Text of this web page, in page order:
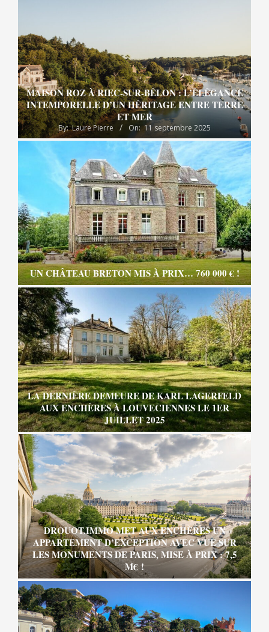
MAISON ROZ À RIEC-SUR-BÉLON : L’ÉLÉGANCE
INTEMPORELLE D’UN HÉRITAGE ENTRE TERRE
ET MER
By: Laure Pierre On: 11 septembre 2025
UN CHÂTEAU BRETON MIS À PRIX… 760 000 € !
LA DERNIÈRE DEMEURE DE KARL LAGERFELD
AUX ENCHÈRES À LOUVECIENNES LE 1ER
JUILLET 2025
DROUOT.IMMO MET AUX ENCHÈRES UN
APPARTEMENT D’EXCEPTION AVEC VUE SUR
LES MONUMENTS DE PARIS, MISE À PRIX : 7,5
M€ !